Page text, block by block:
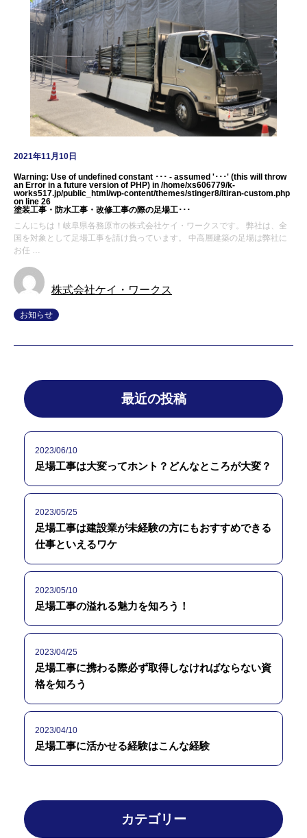
2021年11月10日
Warning: Use of undefined constant ･･･ - assumed '･･･' (this will throw
an Error in a future version of PHP) in /home/xs606779/k-
works517.jp/public_html/wp-content/themes/stinger8/itiran-custom.php
on line 26
塗装工事・防水工事・改修工事の際の足場工･･･
こんにちは！岐阜県各務原市の株式会社ケイ・ワークスです。 弊社は、全
国を対象として足場工事を請け負っています。 中高層建築の足場は弊社に
お任 …
株式会社ケイ・ワークス
お知らせ
最近の投稿
2023/06/10
足場工事は大変ってホント？どんなところが大変？
2023/05/25
足場工事は建設業が未経験の方にもおすすめできる
仕事といえるワケ
2023/05/10
足場工事の溢れる魅力を知ろう！
2023/04/25
足場工事に携わる際必ず取得しなければならない資
格を知ろう
2023/04/10
足場工事に活かせる経験はこんな経験
カテゴリー